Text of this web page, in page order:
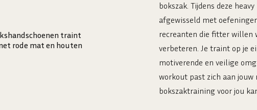
bokszak. Tijdens deze
afgewisseld met
recreanten die fitter willen
verbeteren. Je traint op je
motiverende en veilige
workout past zich aan jouw
bokszaktraining voor jou